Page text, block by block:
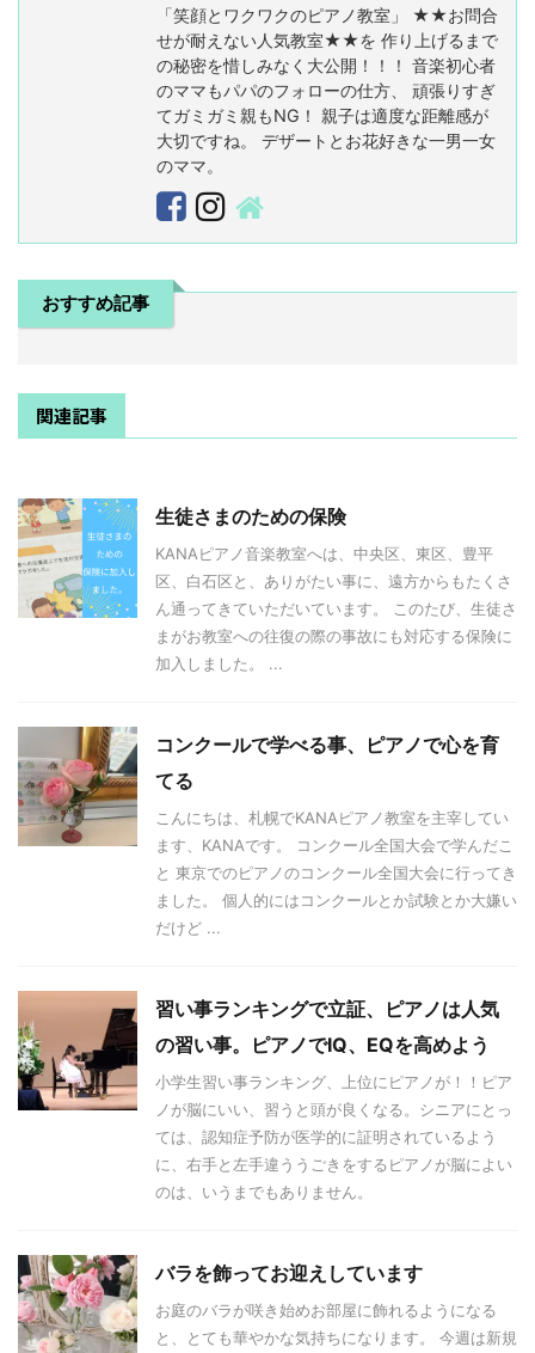
「笑顔とワクワクのピアノ教室」 ★★お問合
せが耐えない人気教室★★を 作り上げるまで
の秘密を惜しみなく大公開！！！ 音楽初心者
のママもパパのフォローの仕方、 頑張りすぎ
てガミガミ親もNG！ 親子は適度な距離感が
大切ですね。 デザートとお花好きな一男一女
のママ。
おすすめ記事
関連記事
生徒さまのための保険
KANAピアノ音楽教室へは、中央区、東区、豊平
区、白石区と、ありがたい事に、遠方からもたくさ
ん通ってきていただいています。 このたび、生徒さ
まがお教室への往復の際の事故にも対応する保険に
加入しました。 ...
コンクールで学べる事、ピアノで心を育
てる
こんにちは、札幌でKANAピアノ教室を主宰してい
ます、KANAです。 コンクール全国大会で学んだこ
と 東京でのピアノのコンクール全国大会に行ってき
ました。 個人的にはコンクールとか試験とか大嫌い
だけど ...
習い事ランキングで立証、ピアノは人気
の習い事。ピアノでIQ、EQを高めよう
小学生習い事ランキング、上位にピアノが！！ピア
ノが脳にいい、習うと頭が良くなる。シニアにとっ
ては、認知症予防が医学的に証明されているよう
に、右手と左手違ううごきをするピアノが脳によい
のは、いうまでもありません。
バラを飾ってお迎えしています
お庭のバラが咲き始めお部屋に飾れるようになる
と、とても華やかな気持ちになります。 今週は新規